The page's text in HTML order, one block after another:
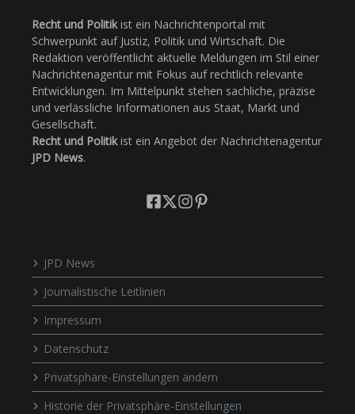
Recht und Politikist ein Nachrichtenportal mit
Schwerpunkt auf Justiz, Politik und Wirtschaft. Die
Redaktion veröffentlicht aktuelle Meldungen im Stil einer
Nachrichtenagentur mit Fokus auf rechtlich relevante
Entwicklungen. Im Mittelpunkt stehen sachliche, präzise
und verlässliche Informationen aus Staat, Markt und
Gesellschaft.
Recht und Politikist ein Angebot der Nachrichtenagentur
JPD News.
JPD News
Journalistische Leitlinien
Impressum
Datenschutz
Privatsphäre-Einstellungen ändern
Historie der Privatsphäre-Einstellungen